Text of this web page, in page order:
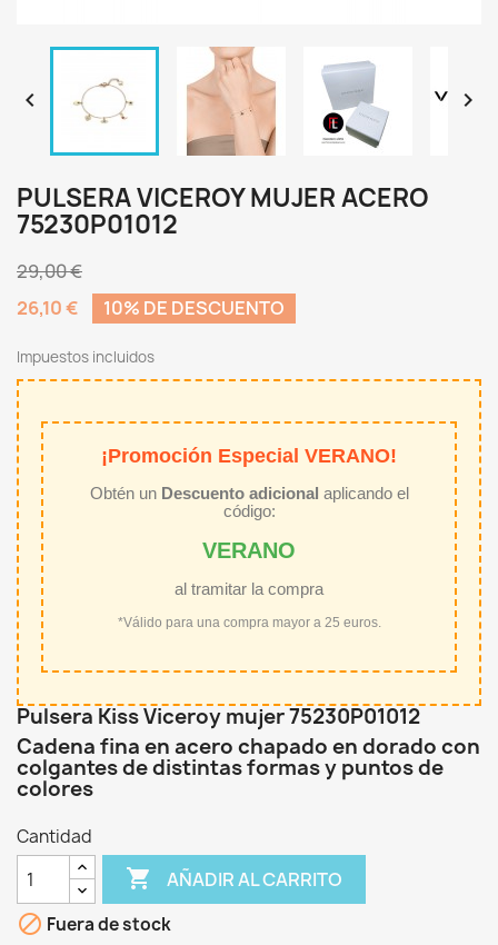
 
PULSERA VICEROY MUJER ACERO
75230P01012
29,00 €
26,10 €
10% DE DESCUENTO
Impuestos incluidos
¡Promoción Especial VERANO!
Obtén un Descuento adicional aplicando el
código:
VERANO
al tramitar la compra
*Válido para una compra mayor a 25 euros.
Pulsera Kiss Viceroy mujer 75230P01012
Cadena fina en acero chapado en dorado con
colgantes de distintas formas y puntos de
colores
Cantidad
 AÑADIR AL CARRITO
 Fuera de stock